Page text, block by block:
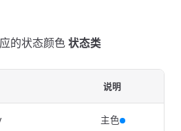
的状态颜色 状态类
说明
主色